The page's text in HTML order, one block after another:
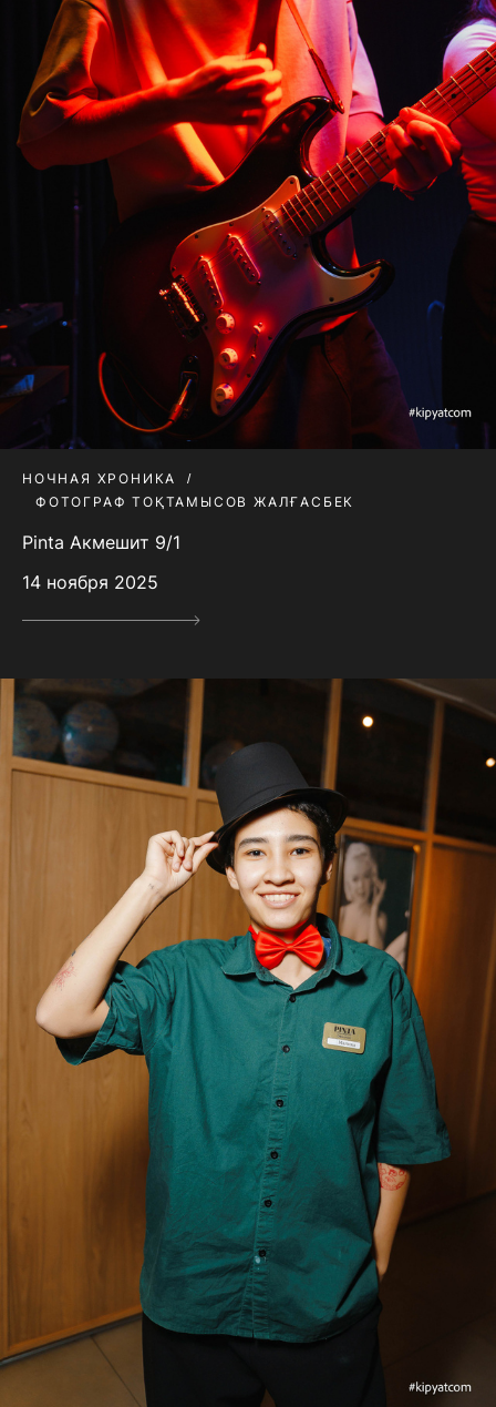
НОЧНАЯ ХРОНИКА
ФОТОГРАФ ТОҚТАМЫСОВ ЖАЛҒАСБЕК
Pinta Акмешит 9/1
14 ноября 2025